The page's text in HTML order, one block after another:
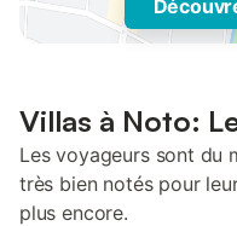
Villas à Noto:
Les voyageurs sont du
très bien notés pour
plus encore.